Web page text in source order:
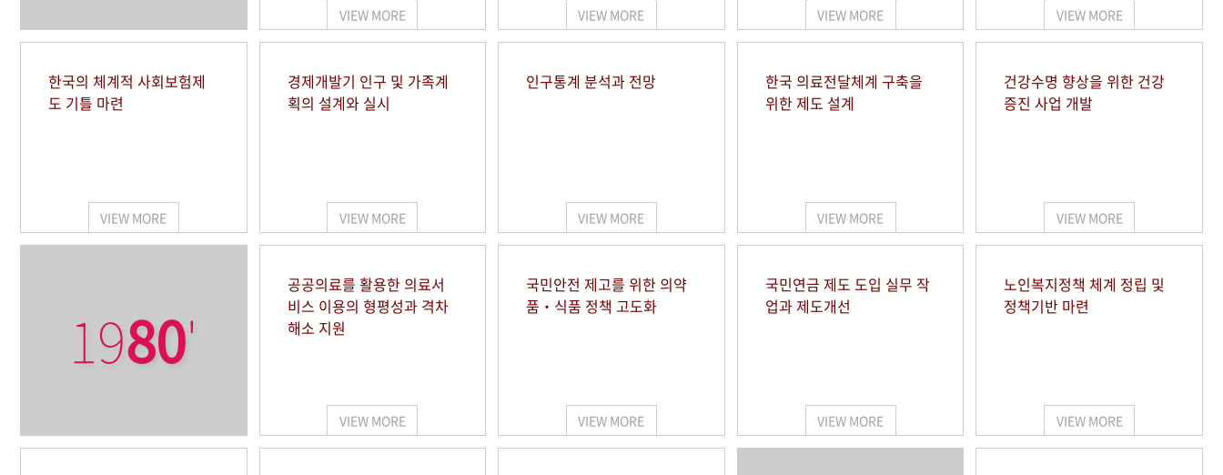
VIEW MORE VIEW MORE VIEW MORE VIEW MORE
한국의 체계적 사회보험제
도 기틀 마련
VIEW MORE
경제개발기 인구 및 가족계
획의 설계와 실시
VIEW MORE
인구통계 분석과 전망
VIEW MORE
한국 의료전달체계 구축을
위한 제도 설계
VIEW MORE
건강수명 향상을 위한 건강
증진 사업 개발
VIEW MORE
1980'
공공의료를 활용한 의료서
비스 이용의 형평성과 격차
해소 지원
VIEW MORE
국민안전 제고를 위한 의약
품‧식품 정책 고도화
VIEW MORE
국민연금 제도 도입 실무 작
업과 제도개선
VIEW MORE
노인복지정책 체계 정립 및
정책기반 마련
VIEW MORE